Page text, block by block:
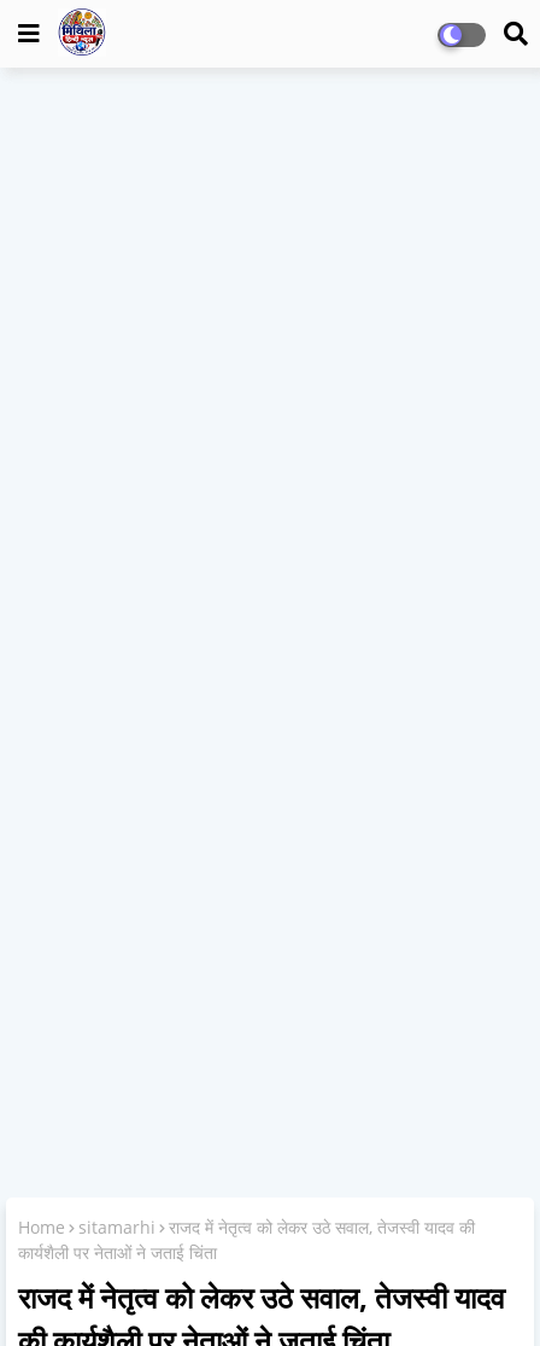
Home sitamarhi
राजद में नेतृत्व को लेकर उठे सवाल, तेजस्वी यादव की
कार्यशैली पर नेताओं ने जताई चिंता
राजद में नेतृत्व को लेकर उठे सवाल, तेजस्वी यादव